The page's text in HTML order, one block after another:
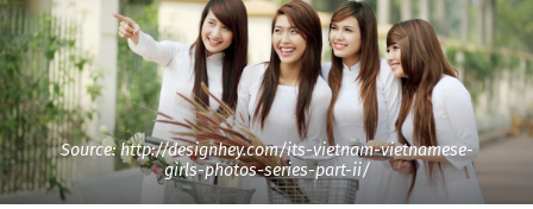
Source: http://designhey.com/its-vietnam-vietnamese-
girls-photos-series-part-ii/